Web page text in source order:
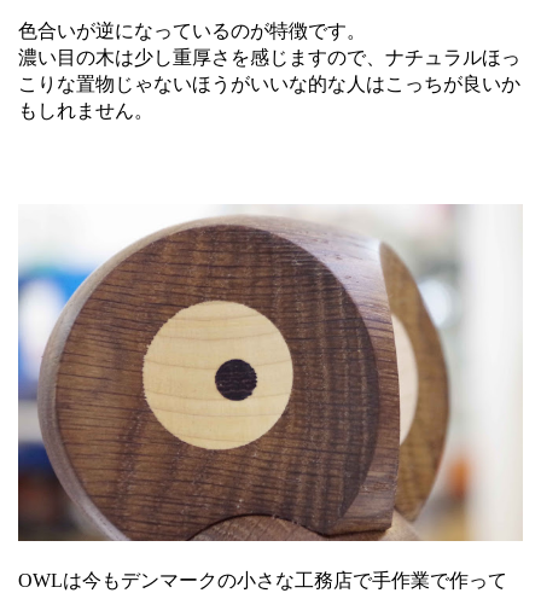
色合いが逆になっているのが特徴です。
濃い目の木は少し重厚さを感じますので、ナチュラルほっ
こりな置物じゃないほうがいいな的な人はこっちが良いか
もしれません。
OWLは今もデンマークの小さな工務店で手作業で作って